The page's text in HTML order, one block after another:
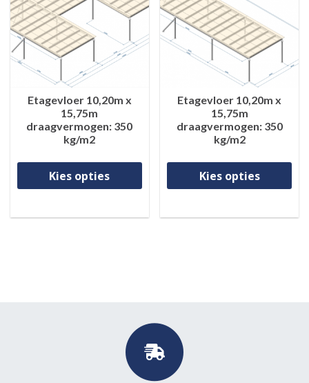
Etagevloer 10,20m x
15,75m
draagvermogen: 350
kg/m2
Kies opties
Dit product heeft meerdere
Etagevloer 10,20m x
15,75m
draagvermogen: 350
kg/m2
Kies opties